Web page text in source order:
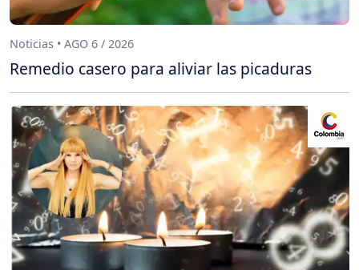
Noticias • AGO 6 / 2026
Remedio casero para aliviar las picaduras